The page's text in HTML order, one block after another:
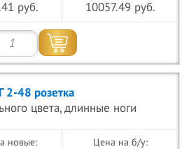
руб. 10057.49 руб.
2-48 розетка
цвета, длинные ноги
новые: Цена на б/у: